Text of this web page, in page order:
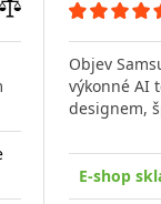
porovnáníObjev
výkonné AI
designem,
E-shop